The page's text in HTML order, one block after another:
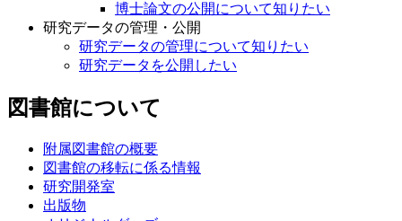
博士論文の公開について知りたい
研究データの管理・公開
研究データの管理について知りたい
研究データを公開したい
図書館について
附属図書館の概要
図書館の移転に係る情報
研究開発室
出版物